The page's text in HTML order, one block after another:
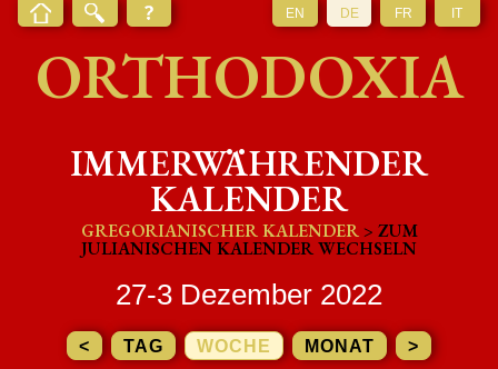
EN DE FR IT
ORTHODOXIA
IMMERWÄHRENDER
KALENDER
GREGORIANISCHER KALENDER > ZUM
JULIANISCHEN KALENDER WECHSELN
27-3 Dezember 2022
< TAG WOCHE MONAT >